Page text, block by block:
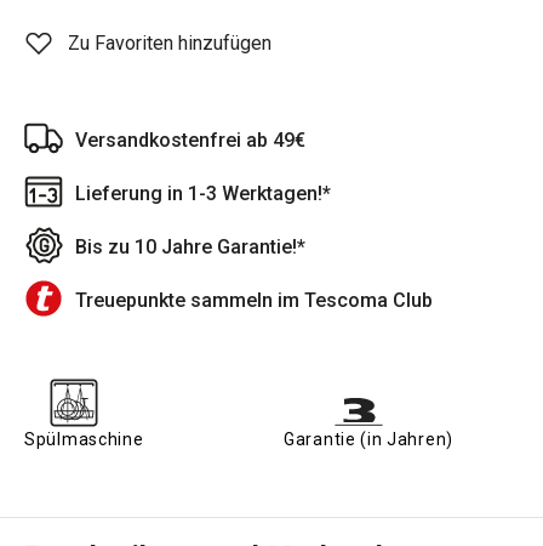
Zu Favoriten hinzufügen
Versandkostenfrei ab 49€
Lieferung in 1-3 Werktagen!*
Bis zu 10 Jahre Garantie!*
Treuepunkte sammeln im Tescoma Club
Spülmaschine Garantie (in Jahren)